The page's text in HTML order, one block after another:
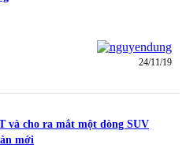
24/11/19
và cho ra mắt một dòng SUV
mới